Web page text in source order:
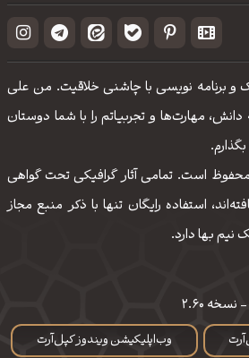
و برنامه نویسی با چاشنی خلاقیت. من علی
مهارت‌‌ها و تجربیاتم را با شما دوستان
است. تمامی آثار گرافیکی تحت گواهی
استفاده رایگان تنها با ذکر منبع مجاز
بها دارد.
وب‌اپلیکیشن ویندوز کپل‌آرت
- نسخه 2.60